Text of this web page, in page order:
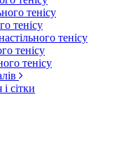
тенісу
тенісу
тенісу
тенісу
тенісу
сітки